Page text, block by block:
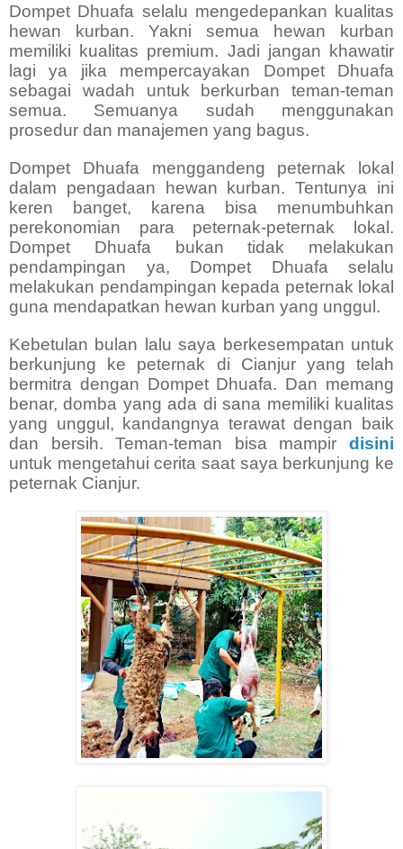
Dompet Dhuafa selalu mengedepankan kualitas
hewan kurban. Yakni semua hewan kurban
memiliki kualitas premium. Jadi jangan khawatir
lagi ya jika mempercayakan Dompet Dhuafa
sebagai wadah untuk berkurban teman-teman
semua. Semuanya sudah menggunakan
prosedur dan manajemen yang bagus.
Dompet Dhuafa menggandeng peternak lokal
dalam pengadaan hewan kurban. Tentunya ini
keren banget, karena bisa menumbuhkan
perekonomian para peternak-peternak lokal.
Dompet Dhuafa bukan tidak melakukan
pendampingan ya, Dompet Dhuafa selalu
melakukan pendampingan kepada peternak lokal
guna mendapatkan hewan kurban yang unggul.
Kebetulan bulan lalu saya berkesempatan untuk
berkunjung ke peternak di Cianjur yang telah
bermitra dengan Dompet Dhuafa. Dan memang
benar, domba yang ada di sana memiliki kualitas
yang unggul, kandangnya terawat dengan baik
dan bersih. Teman-teman bisa mampir disini
untuk mengetahui cerita saat saya berkunjung ke
peternak Cianjur.